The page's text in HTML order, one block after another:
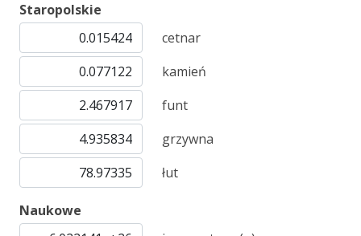
Staropolskie
cetnar
kamień
funt
grzywna
łut
Naukowe